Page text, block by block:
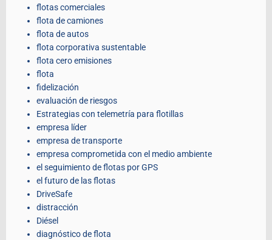
flotas comerciales
flota de camiones
flota de autos
flota corporativa sustentable
flota cero emisiones
flota
fidelización
evaluación de riesgos
Estrategias con telemetría para flotillas
empresa líder
empresa de transporte
empresa comprometida con el medio ambiente
el seguimiento de flotas por GPS
el futuro de las flotas
DriveSafe
distracción
Diésel
diagnóstico de flota